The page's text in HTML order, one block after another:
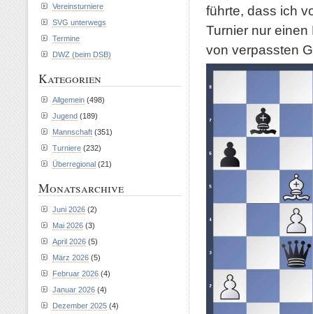
führte, dass ich
Turnier nur
von verpassten
Vereinsturniere
SVG unterwegs
Termine
DWZ (beim DSB)
Kategorien
Allgemein (498)
Jugend (189)
Mannschaft (351)
Turniere (232)
Überregional (21)
Monatsarchive
Juni 2026 (2)
Mai 2026 (3)
April 2026 (5)
März 2026 (5)
Februar 2026 (4)
Januar 2026 (4)
Dezember 2025 (4)